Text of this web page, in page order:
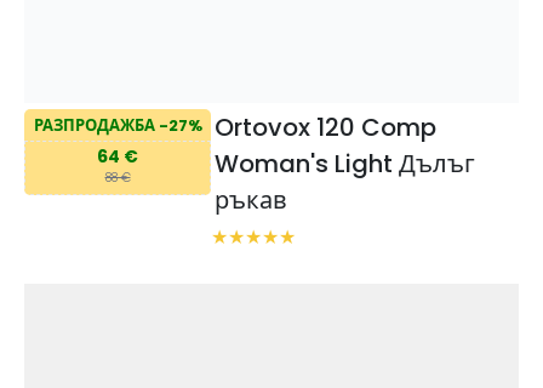
РАЗПРОДАЖБА -27%
64 €
88 €
Ortovox 120 Comp
Woman's Light Дълъг
ръкав